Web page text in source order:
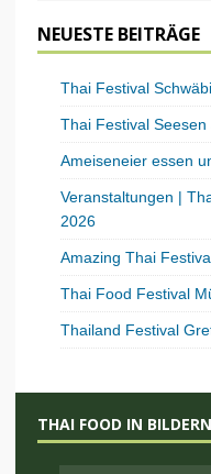
NEUESTE BEITRÄGE
Thai Festival
Thai Festival
Ameiseneier essen
Veranstaltungen |
2026
Amazing Thai
Thai Food Festival
Thailand Festival
THAI FOOD IN BILDERN